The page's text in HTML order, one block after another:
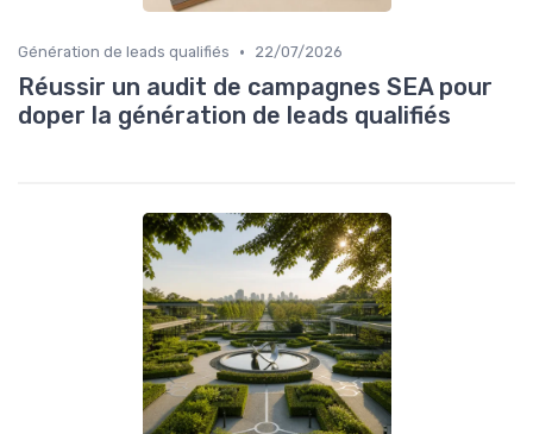
Génération de leads qualifiés • 22/07/2026
Réussir un audit de campagnes SEA pour
doper la génération de leads qualifiés